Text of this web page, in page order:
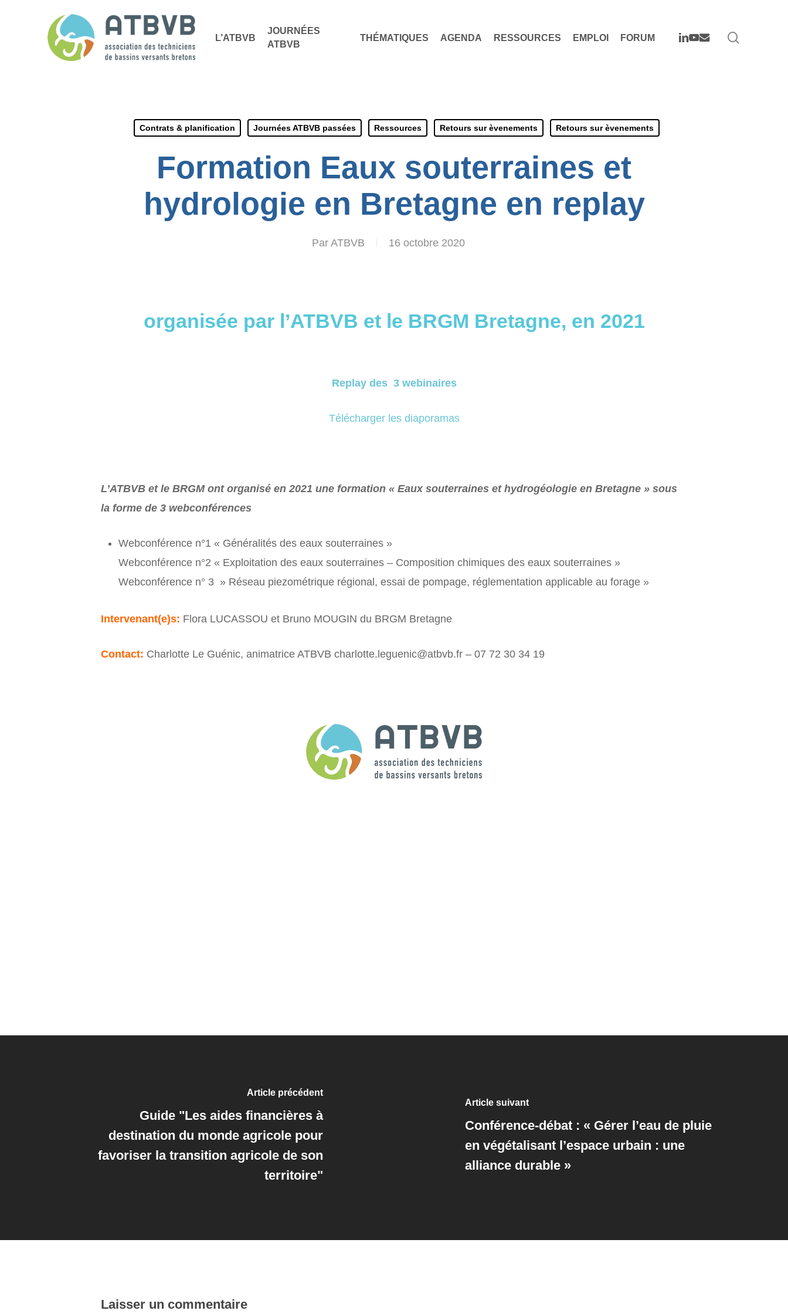
L’ATBVB
JOURNÉES
ATBVB
THÉMATIQUES AGENDA RESSOURCES EMPLOI FORUM LINKEDIN
YOUTUBE
EMAIL
Contrats & planification Journées ATBVB passées Ressources Retours sur èvenements Retours sur èvenements
Formation Eaux souterraines et
hydrologie en Bretagne en replay
Par ATBVB 16 octobre 2020
organisée par l’ATBVB et le BRGM Bretagne, en 2021
Replay des 3 webinaires
Télécharger les diaporamas
L’ATBVB et le BRGM ont organisé en 2021 une formation « Eaux souterraines et hydrogéologie en Bretagne » sous
la forme de 3 webconférences
Webconférence n°1 « Généralités des eaux souterraines »
Webconférence n°2 « Exploitation des eaux souterraines – Composition chimiques des eaux souterraines »
Webconférence n° 3 » Réseau piezométrique régional, essai de pompage, réglementation applicable au forage »
Intervenant(e)s: Flora LUCASSOU et Bruno MOUGIN du BRGM Bretagne
Contact: Charlotte Le Guénic, animatrice ATBVB charlotte.leguenic@atbvb.fr – 07 72 30 34 19
Article précédent
Guide "Les aides financières à
destination du monde agricole pour
favoriser la transition agricole de son
territoire"
Article suivant
Conférence-débat : « Gérer l’eau de pluie
en végétalisant l’espace urbain : une
alliance durable »
Laisser un commentaire